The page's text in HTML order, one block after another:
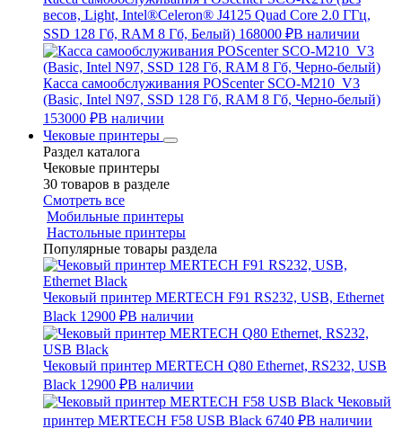
весов, Light, Intel®Celeron® J4125 Quad Core 2.0 ГГц,
SSD 128 Гб, RAM 8 Гб, Белый) 168000 ₽В наличии
Касса самообслуживания POScenter SCO-M210_V3
(Basic, Intel N97, SSD 128 Гб, RAM 8 Гб, Черно-белый)
153000 ₽В наличии
Чековые принтеры
Раздел каталога
Чековые принтеры
30 товаров в разделе
Смотреть все
Мобильные принтеры
Настольные принтеры
Популярные товары раздела
Чековый принтер MERTECH F91 RS232, USB, Ethernet
Black 12900 ₽В наличии
Чековый принтер MERTECH Q80 Ethernet, RS232, USB
Black 12900 ₽В наличии
Чековый
принтер MERTECH F58 USB Black 6740 ₽В наличии